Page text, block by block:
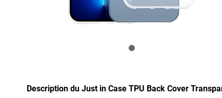
Description du Just in Case TPU Back Cover